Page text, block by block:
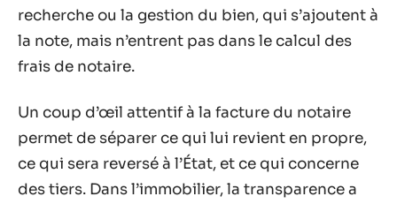
recherche ou la gestion du bien, qui s’ajoutent à
la note, mais n’entrent pas dans le calcul des
frais de notaire.
Un coup d’œil attentif à la facture du notaire
permet de séparer ce qui lui revient en propre,
ce qui sera reversé à l’État, et ce qui concerne
des tiers. Dans l’immobilier, la transparence a